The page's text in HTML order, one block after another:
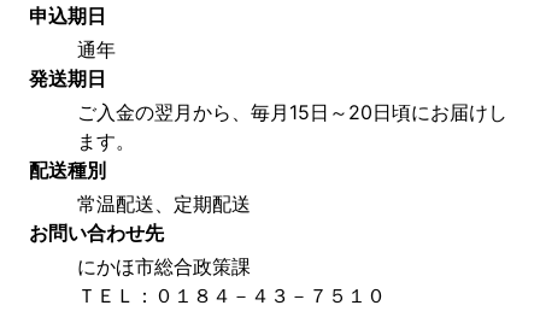
申込期日
通年
発送期日
ご入金の翌月から、毎月15日～20日頃にお届けし
ます。
配送種別
常温配送、定期配送
お問い合わせ先
にかほ市総合政策課
ＴＥＬ：０１８４－４３－７５１０